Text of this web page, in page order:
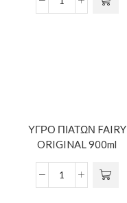
ΥΓΡΟ ΠΙΑΤΩΝ FAIRY
ORIGINAL 900ml